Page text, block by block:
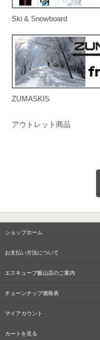
Ski & Snowboard
ZUMASKIS
アウトレット商品
ショップホーム
お支払い方法について
エスキューブ飯山店のご案内
チューンナップ価格表
マイアカウント
カートを見る